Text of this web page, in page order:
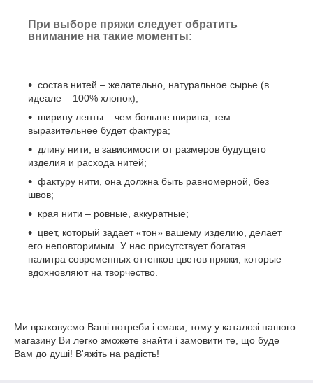
При выборе пряжи следует обратить
внимание на такие моменты:
состав нитей – желательно, натуральное сырье (в
идеале – 100% хлопок);
ширину ленты – чем больше ширина, тем
выразительнее будет фактура;
длину нити, в зависимости от размеров будущего
изделия и расхода нитей;
фактуру нити, она должна быть равномерной, без
швов;
края нити – ровные, аккуратные;
цвет, который задает «тон» вашему изделию, делает
его неповторимым. У нас присутствует богатая
палитра современных оттенков цветов пряжи, которые
вдохновляют на творчество.
Ми враховуємо Ваші потреби і смаки, тому у каталозі нашого
магазину Ви легко зможете знайти і замовити те, що буде
Вам до душі! В'яжіть на радість!